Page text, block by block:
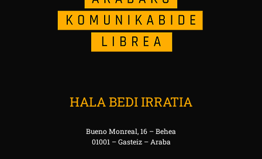
HALA BEDI IRRATIA
Bueno Monreal, 16 – Behea
01001 – Gasteiz – Araba